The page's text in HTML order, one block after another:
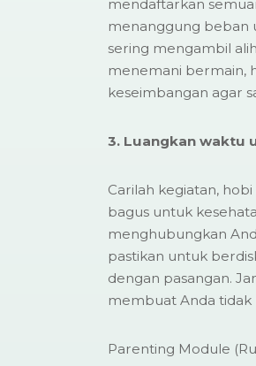
mendaftarkan
menanggung beban
sering mengambil
menemani bermain,
keseimbangan agar
3. Luangkan waktu
Carilah kegiatan,
bagus untuk
menghubungkan
pastikan untuk
dengan pasangan.
membuat Anda
Parenting Module